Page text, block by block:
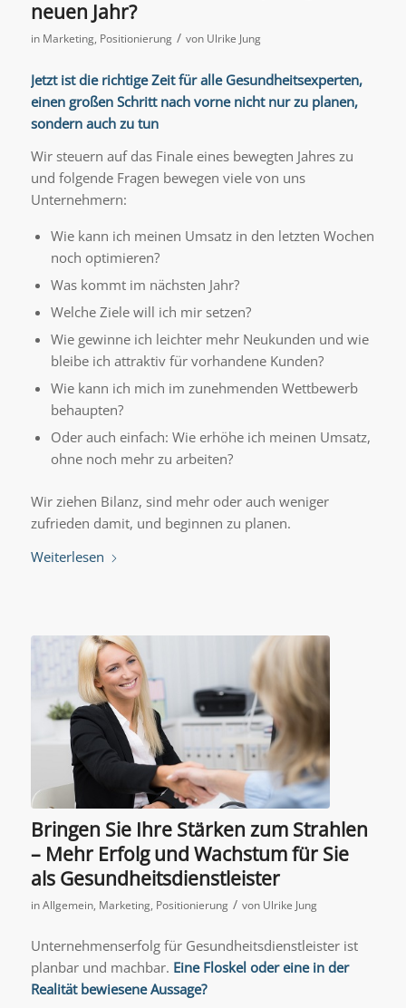
neuen Jahr?
in Marketing, Positionierung / von Ulrike Jung
Jetzt ist die richtige Zeit für alle Gesundheitsexperten,
einen großen Schritt nach vorne nicht nur zu planen,
sondern auch zu tun
Wir steuern auf das Finale eines bewegten Jahres zu
und folgende Fragen bewegen viele von uns
Unternehmern:
Wie kann ich meinen Umsatz in den letzten Wochen
noch optimieren?
Was kommt im nächsten Jahr?
Welche Ziele will ich mir setzen?
Wie gewinne ich leichter mehr Neukunden und wie
bleibe ich attraktiv für vorhandene Kunden?
Wie kann ich mich im zunehmenden Wettbewerb
behaupten?
Oder auch einfach: Wie erhöhe ich meinen Umsatz,
ohne noch mehr zu arbeiten?
Wir ziehen Bilanz, sind mehr oder auch weniger
zufrieden damit, und beginnen zu planen.
Weiterlesen
Bringen Sie Ihre Stärken zum Strahlen
– Mehr Erfolg und Wachstum für Sie
als Gesundheitsdienstleister
inAllgemein, Marketing, Positionierung / von Ulrike Jung
Unternehmenserfolg für Gesundheitsdienstleister ist
planbar und machbar. Eine Floskel oder eine in der
Realität bewiesene Aussage?